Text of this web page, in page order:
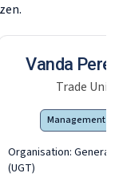
Vanda
Trade
Management
Organisation: General
(UGT)